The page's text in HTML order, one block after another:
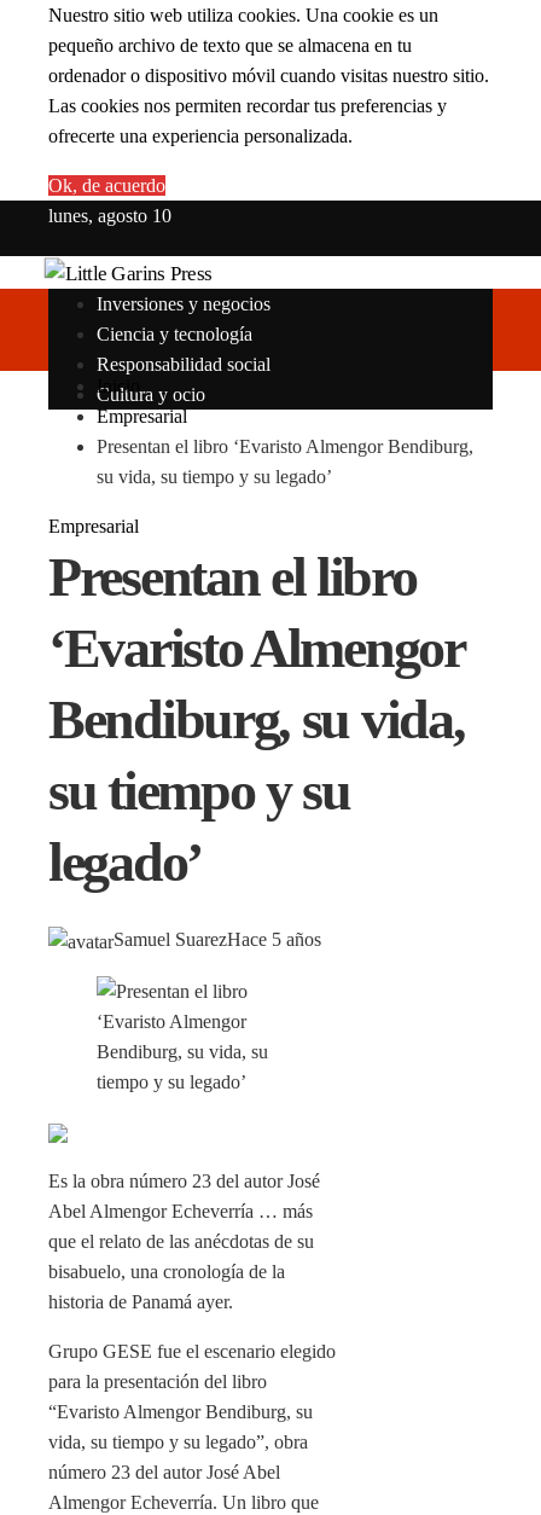
Nuestro sitio web utiliza cookies. Una cookie es un
pequeño archivo de texto que se almacena en tu
ordenador o dispositivo móvil cuando visitas nuestro sitio.
Las cookies nos permiten recordar tus preferencias y
ofrecerte una experiencia personalizada.
Ok, de acuerdo
lunes, agosto 10
Inversiones y negocios
Ciencia y tecnología
Responsabilidad social
Cultura y ocio
Inicio
Empresarial
Presentan el libro ‘Evaristo Almengor Bendiburg,
su vida, su tiempo y su legado’
Empresarial
Presentan el libro
‘Evaristo Almengor
Bendiburg, su vida,
su tiempo y su
legado’
Samuel SuarezHace 5 años
Es la obra número 23 del autor José
Abel Almengor Echeverría … más
que el relato de las anécdotas de su
bisabuelo, una cronología de la
historia de Panamá ayer.
Grupo GESE fue el escenario elegido
para la presentación del libro
“Evaristo Almengor Bendiburg, su
vida, su tiempo y su legado”, obra
número 23 del autor José Abel
Almengor Echeverría. Un libro que